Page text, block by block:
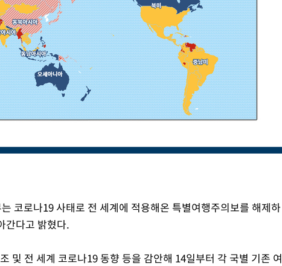
본부장 기소
재개"
구협회
공대 교수…이병태
코로나19 사태로 전 세계에 적용해온 특별여행주의보를 해제하
간다고 밝혔다.
및 전 세계 코로나19 동향 등을 감안해 14일부터 각 국별 기존 여